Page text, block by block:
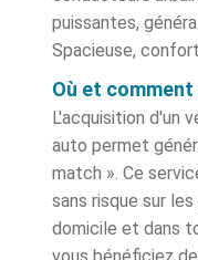
puissantes,
Spacieuse,
Où et
L'acquisition d'un
auto permet
match ». Ce
sans risque sur
domicile et dans